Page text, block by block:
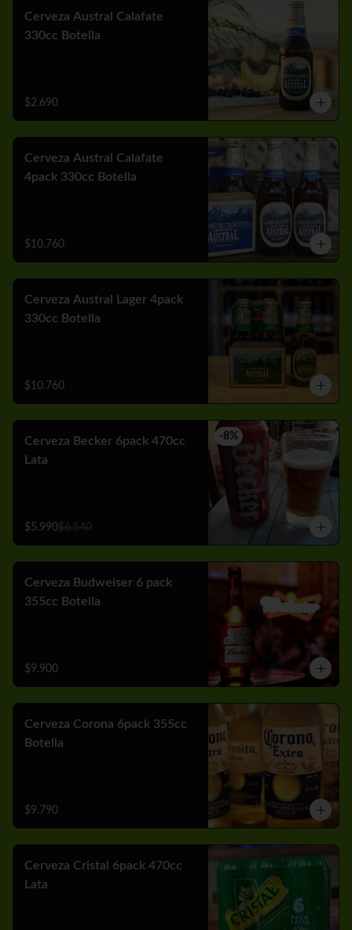
Cerveza Austral Calafate
330cc Botella
$2.690
Cerveza Austral Calafate
4pack 330cc Botella
$10.760
Cerveza Austral Lager 4pack
330cc Botella
$10.760
-8%
Cerveza Becker 6pack 470cc
Lata
$5.990$6.540
Cerveza Budweiser 6 pack
355cc Botella
$9.900
Cerveza Corona 6pack 355cc
Botella
$9.790
Cerveza Cristal 6pack 470cc
Lata